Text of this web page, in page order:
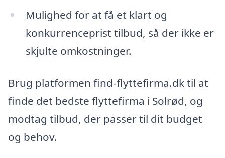
Mulighed for at få et klart og
konkurrenceprist tilbud, så der ikke er
skjulte omkostninger.
Brug platformen find-flyttefirma.dk til at
finde det bedste flyttefirma i Solrød, og
modtag tilbud, der passer til dit budget
og behov.